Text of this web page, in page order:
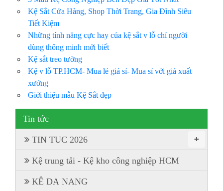
Kệ Sắt Cửa Hàng, Shop Thời Trang, Gia Đình Siêu
Tiết Kiệm
Những tính năng cực hay của kệ sắt v lỗ chỉ người
dùng thông minh mới biết
Kệ sắt treo tường
Kệ v lỗ TP.HCM- Mua lẻ giá sỉ- Mua sỉ với giá xuất
xưởng
Giới thiệu mẫu Kệ Sắt đẹp
Tin tức
+
TIN TUC 2026
Kệ trung tải - Kệ kho công nghiệp HCM
KÊ DA NANG